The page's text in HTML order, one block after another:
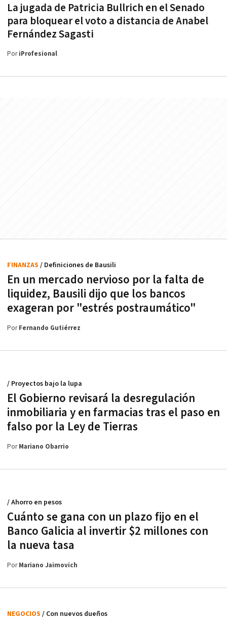
La jugada de Patricia Bullrich en el Senado
para bloquear el voto a distancia de Anabel
Fernández Sagasti
PoriProfesional
En un mercado nervioso por la falta de
liquidez, Bausili dijo que los bancos
exageran por "estrés postraumático"
FINANZAS / Definiciones de Bausili
PorFernando Gutiérrez
El Gobierno revisará la desregulación
inmobiliaria y en farmacias tras el paso en
falso por la Ley de Tierras
/ Proyectos bajo la lupa
PorMariano Obarrio
Cuánto se gana con un plazo fijo en el
Banco Galicia al invertir $2 millones con
la nueva tasa
/ Ahorro en pesos
PorMariano Jaimovich
NEGOCIOS / Con nuevos dueños